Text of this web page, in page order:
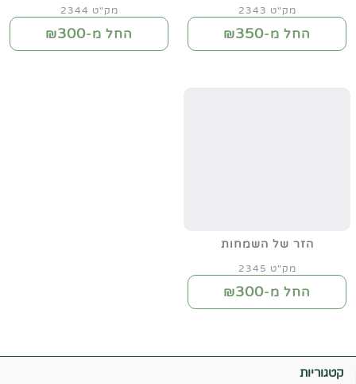
מק"ט 2343
החל מ-₪350
מק"ט 2344
החל מ-₪300
הזר של השמחות
מק"ט 2345
החל מ-₪300
קטגוריות